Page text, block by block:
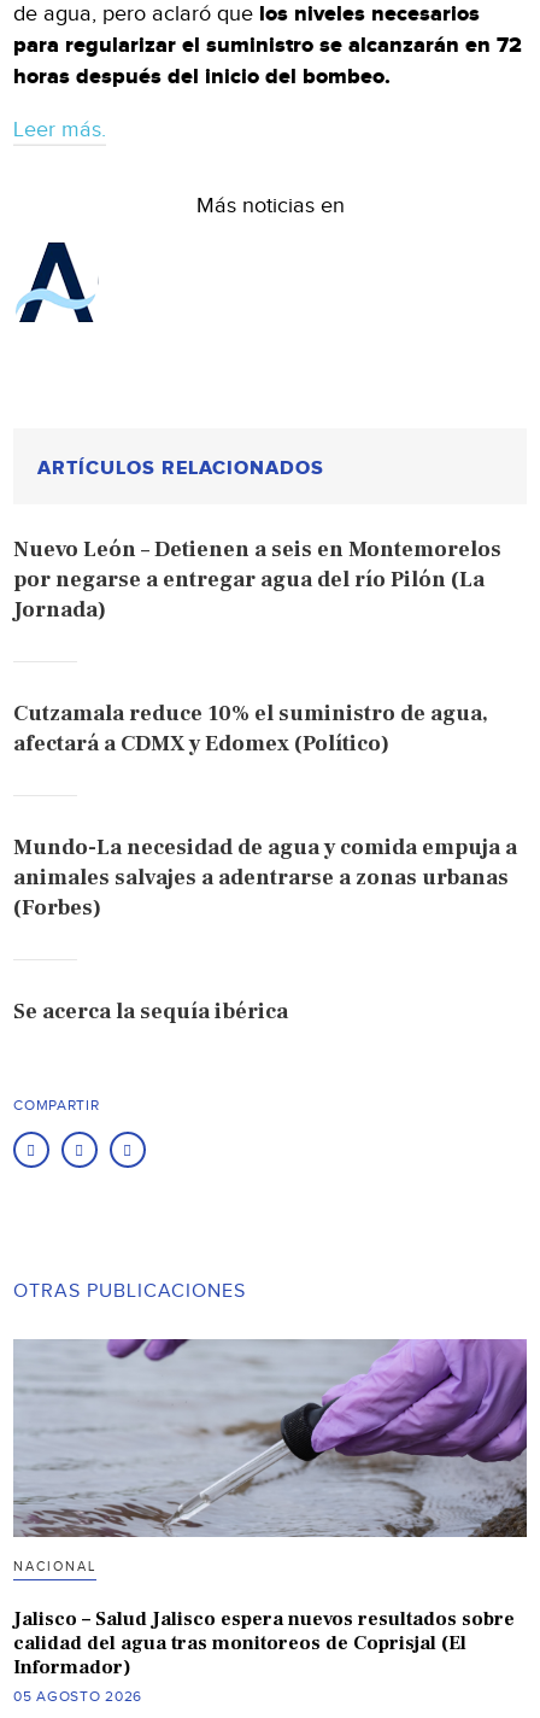
de agua, pero aclaró que los niveles necesarios
para regularizar el suministro se alcanzarán en 72
horas después del inicio del bombeo.
Leer más.
Más noticias en
ARTÍCULOS RELACIONADOS
Nuevo León – Detienen a seis en Montemorelos
por negarse a entregar agua del río Pilón (La
Jornada)
Cutzamala reduce 10% el suministro de agua,
afectará a CDMX y Edomex (Político)
Mundo-La necesidad de agua y comida empuja a
animales salvajes a adentrarse a zonas urbanas
(Forbes)
Se acerca la sequía ibérica
COMPARTIR
OTRAS PUBLICACIONES
NACIONAL
Jalisco – Salud Jalisco espera nuevos resultados sobre
calidad del agua tras monitoreos de Coprisjal (El
Informador)
05 AGOSTO 2026